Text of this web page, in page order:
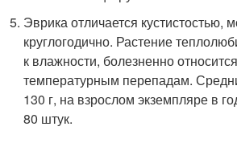
Эврика отличается кустистостью,
круглогодично. Растение
к влажности, болезненно
температурным перепадам.
130 г, на взрослом экземпляре в
80 штук.